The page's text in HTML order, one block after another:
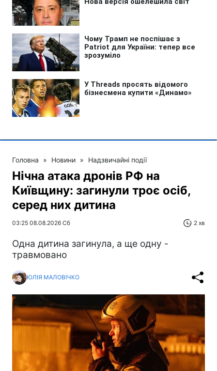
Головна » Новини » Надзвичайні події
Нічна атака дронів РФ на
Київщину: загинули троє осіб,
серед них дитина
03:25 08.08.2026 Сб 2 хв
Одна дитина загинула, а ще одну -
травмовано
ЮЛІЯ МАЛОВІЧКО